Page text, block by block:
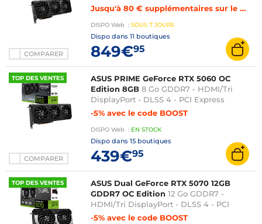
COMPARER
Express (NVIDIA GeForce RTX 5070)
Jusqu'à 80 € supplémentaires sur le montant de reprise de votre carte graphique
DISPO Web : SOUS 7 JOURS
Dispo dans 11 boutiques
849€95
TOP DES VENTES
COMPARER
ASUS PRIME GeForce RTX 5060 OC
Edition 8GB 8 Go GDDR7 - HDMI/Tri
DisplayPort - DLSS 4 - PCI Express
(NVIDIA GeForce RTX 5060)
-5% avec le code BOOST
DISPO Web : EN STOCK
Dispo dans 15 boutiques
439€95
TOP DES VENTES
ASUS Dual GeForce RTX 5070 12GB
GDDR7 OC Edition 12 Go GDDR7 -
HDMI/Tri DisplayPort - DLSS 4 - PCI
Express (NVIDIA GeForce RTX 5070)
-5% avec le code BOOST